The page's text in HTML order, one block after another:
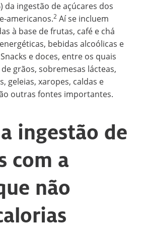
da ingestão de açúcares dos
americanos.2 Aí se incluem
à base de frutas, café e chá
bebidas alcoólicas e
e doces, entre os quais
grãos, sobremesas lácteas,
geleias, xaropes, caldas e
outras fontes importantes.
ingestão de
com a
não